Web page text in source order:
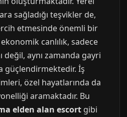
sağladığı teşvikler de,
etmesinde önemli bir
canlılık, sadece
değil, aynı zamanda gayri
güçlendirmektedir. İş
özel hayatlarında da
aramaktadır. Bu
elden alan escort gibi